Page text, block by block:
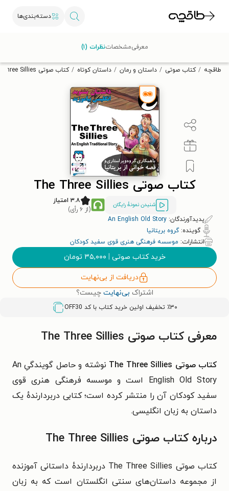
دسته‌بندی‌ها
تخفیف از طاقچه دریافت کن.
طاقچه کتاب صوتی داستان و رمان داستان کوتاه کتاب صوتی The Three Sillies
کتاب صوتی The Three Sillies
شنیدن نمونۀ رایگان
۳.۸ امتیاز
(از ۶ رأی)
پدیدآورندگان: An English Old Story
گوینده:گروه بریتانیا
انتشارات: موسسه فرهنگی هنری قوی سفید کودکان
خرید کتاب صوتی | ۳۵,۰۰۰ تومان
دریافت از بی‌نهایت
اشتراک بی‌نهایت چیست؟
٪۳۰ تخفیف اولین خرید کتاب با کد OFF30
معرفیمشخصاتنظرات (۱)
معرفی کتاب صوتی The Three Sillies
کتاب صوتی The Three Sillies
نوشته و حاصل گویندگیِ An
English Old Story است و موسسه فرهنگی هنری قوی
سفید کودکان آن را منتشر کرده است؛ کتابی دربردارندهٔ یک
داستان به زبان انگلیسی.
درباره کتاب صوتی The Three Sillies
کتاب صوتی The Three Sillies دربردارندهٔ داستانی آموزنده
از مجموعه داستان‌های سنتی انگلستان است که به زبان